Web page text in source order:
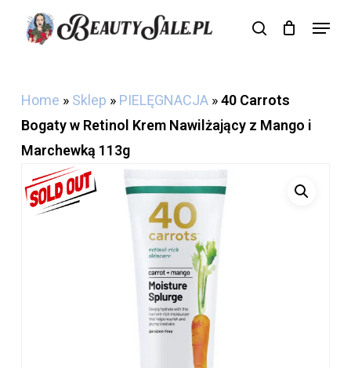
search
Menu
Cart Close
Home » Sklep » PIELĘGNACJA»40 Carrots
Bogaty w Retinol Krem Nawilżający z Mango i
Marchewką 113g